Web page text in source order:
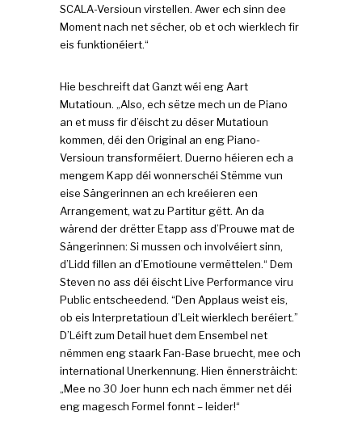
SCALA-Versioun virstellen. Awer ech sinn dee
Moment nach net sécher, ob et och wierklech fir
eis funktionéiert.“
Hie beschreift dat Ganzt wéi eng Aart
Mutatioun. „Also, ech sëtze mech un de Piano
an et muss fir d’éischt zu dëser Mutatioun
kommen, déi den Original an eng Piano-
Versioun transforméiert. Duerno héieren ech a
mengem Kapp déi wonnerschéi Stëmme vun
eise Sängerinnen an ech kreéieren een
Arrangement, wat zu Partitur gëtt. An da
wärend der drëtter Etapp ass d’Prouwe mat de
Sängerinnen: Si mussen och involvéiert sinn,
d’Lidd fillen an d’Emotioune vermëttelen.“ Dem
Steven no ass déi éischt Live Performance viru
Public entscheedend. “Den Applaus weist eis,
ob eis Interpretatioun d’Leit wierklech beréiert.”
D’Léift zum Detail huet dem Ensembel net
nëmmen eng staark Fan-Base bruecht, mee och
international Unerkennung. Hien ënnersträicht:
„Mee no 30 Joer hunn ech nach ëmmer net déi
eng magesch Formel fonnt – leider!“